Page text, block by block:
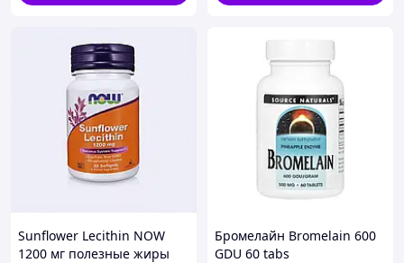
Sunflower Lecithin NOW
1200 мг полезные жиры
Бромелайн Bromelain 600
GDU 60 tabs